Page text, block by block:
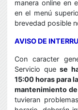
manera online en
en el menú
brevedad posible
AVISO DE
Con caracter
Servicio quese
15:00 horas para
mantenimiento
tuvieran